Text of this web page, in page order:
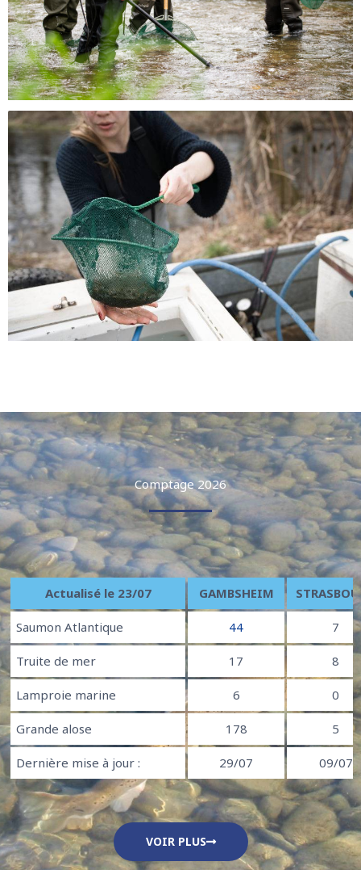
Comptage 2026
Actualisé le 23/07 GAMBSHEIM
Saumon Atlantique 44 7
Truite de mer 17 8
Lamproie marine 6 0
Grande alose 178 5
Dernière mise à jour : 29/07 09/07
VOIR PLUS